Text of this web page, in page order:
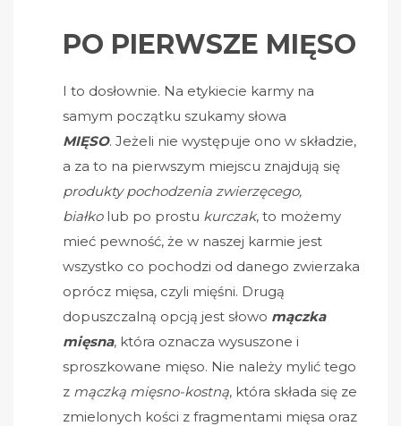
PO PIERWSZE MIĘSO
I to dosłownie. Na etykiecie karmy na
samym początku szukamy słowa
MIĘSO. Jeżeli nie występuje ono w składzie,
a za to na pierwszym miejscu znajdują się
produkty pochodzenia zwierzęcego,
białkolub po prostu kurczak, to możemy
mieć pewność, że w naszej karmie jest
wszystko co pochodzi od danego zwierzaka
oprócz mięsa, czyli mięśni. Drugą
dopuszczalną opcją jest słowo mączka
mięsna, która oznacza wysuszone i
sproszkowane mięso. Nie należy mylić tego
z mączką mięsno-kostną, która składa się ze
zmielonych kości z fragmentami mięsa oraz